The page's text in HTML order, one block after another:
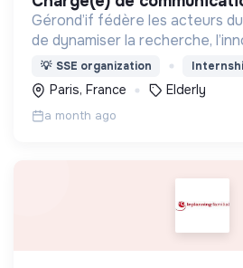
Gérond’if fédère les acteurs
de dynamiser la recherche,
l’évaluation et la formation. Il
compétences pluridisciplinaires
vieillir.
💡 SSE organization
Paris, France Elderly
a month ago